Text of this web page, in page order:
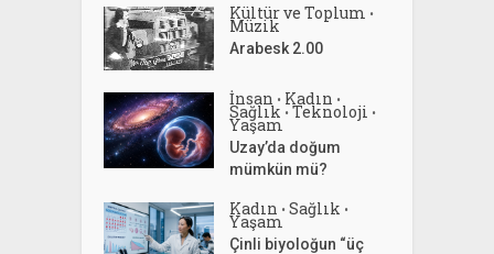
Kültür ve Toplum •
Müzik
Arabesk 2.00
İnsan • Kadın •
Sağlık • Teknoloji •
Yaşam
Uzay’da doğum
mümkün mü?
Kadın • Sağlık •
Yaşam
Çinli biyoloğun “üç